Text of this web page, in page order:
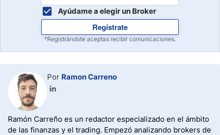
Ayúdame a elegir un Broker
Regístrate
*Registrándote aceptas recibir comunicaciones.
Por Ramon Carreno
Ramón Carreño es un redactor especializado en el ámbito
de las finanzas y el trading. Empezó analizando brokers de